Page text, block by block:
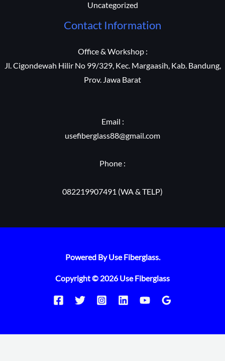
Uncategorized
Contact Information
Office & Workshop :
Jl. Cigondewah Hilir No 99/329, Kec. Margaasih, Kab. Bandung,
Prov. Jawa Barat
Email :
usefiberglass88@gmail.com
Phone :
082219907491 (WA & TELP)
Powered By Use Fiberglass.
Copyright © 2026 Use Fiberglass